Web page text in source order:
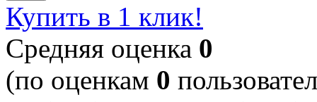
Купить в 1 клик!
Cредняя оценка 0
(по оценкам 0